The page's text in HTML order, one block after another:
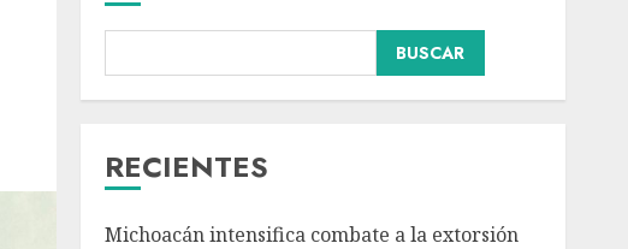
BUSCAR
RECIENTES
Michoacán intensifica combate a la extorsión
3
Christopher Landau
desmiente artículo de
Nacional Portada